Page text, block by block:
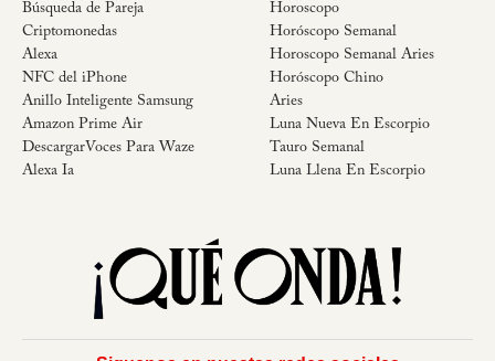
Búsqueda de Pareja
Criptomonedas
Alexa
NFC del iPhone
Anillo Inteligente Samsung
Amazon Prime Air
DescargarVoces Para Waze
Alexa Ia
Horoscopo
Horóscopo Semanal
Horoscopo Semanal Aries
Horóscopo Chino
Aries
Luna Nueva En Escorpio
Tauro Semanal
Luna Llena En Escorpio